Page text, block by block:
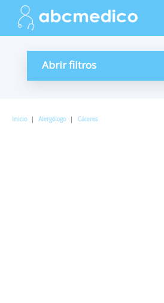
Abrir filtros
Inicio | Alergólogo | Cáceres